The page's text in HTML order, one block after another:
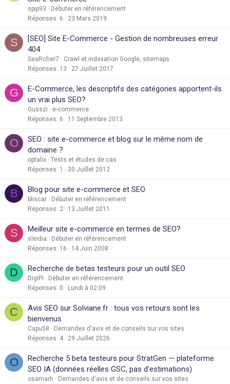
spip93
Débuter en référencement
Réponses 6 23 Mars 2019
S
[SEO] Site E-Commerce - Gestion de nombreuses erreur
404
SeaRcher7
Crawl et indexation Google, sitemaps
Réponses 13 27 Juillet 2017
G
E-Commerce, les descriptifs des catégories apportent-ils
un vrai plus SEO?
Gusszi
e-commerce
Réponses 6 11 Septembre 2013
O
SEO : site e-commerce et blog sur le même nom de
domaine ?
optalix
Tests et études de cas
Réponses 1 30 Juillet 2012
B Blog pour site e-commerce et SEO
bliscar
Débuter en référencement
Réponses 2 13 Juillet 2011
S Meilleur site e-commerce en termes de SEO?
sleidia
Débuter en référencement
Réponses 16 14 Juin 2008
D Recherche de betas testeurs pour un outil SEO
DigiPi
Débuter en référencement
Réponses 0 Lundi à 02:09
C
Avis SEO sur Solviane.fr : tous vos retours sont les
bienvenus
Capu58
Demandes d'avis et de conseils sur vos sites
Réponses 4 29 Juillet 2026
O
Recherche 5 beta testeurs pour StratGen — plateforme
SEO IA (données réelles GSC, pas d'estimations)
osamarh
Demandes d'avis et de conseils sur vos sites